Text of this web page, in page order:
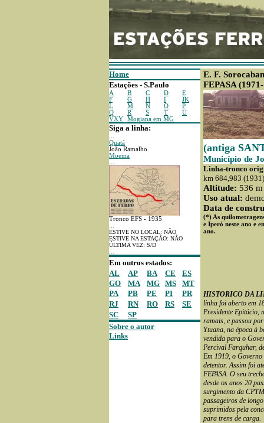
Home
Estações - S.Paulo
A B C D
E
F
G H I
JK
L
M N O
P
Q
R S T
U
VXY
Mogiana em MG
Siga a linha:
Quatá
João Ramalho
Moema
Tronco EFS - 1935
ESTIVE NO LOCAL: NÃO
ESTIVE NA ESTAÇÃO: NÃO
ÚLTIMA VEZ: S/D
Em outros estados:
AL
AP BA CE
ES
GO
MA MG MS
MT
PA
PB PE PI
PR
RJ
RN RO RS
SE
SC
SP
Sobre o autor
Links
E. F.
FEPASA
(antiga
Município de
Linha-tronco
km 684,983
Altitude: 536 m
Uso atual:
Data de
(*) As
e Iperó neste ano e
ano.
HISTORICO DA
linha foi aberto em
Presidente Epitácio,
ramais, e passou
Ytuana, na época à
vendida para o
Percival Farquhar,
Em 1919, o
detentor. Assim foi
FEPASA. O seu
desde os anos 20
surgimento da
passageiros de
suprimidos pela
para trens de carga.